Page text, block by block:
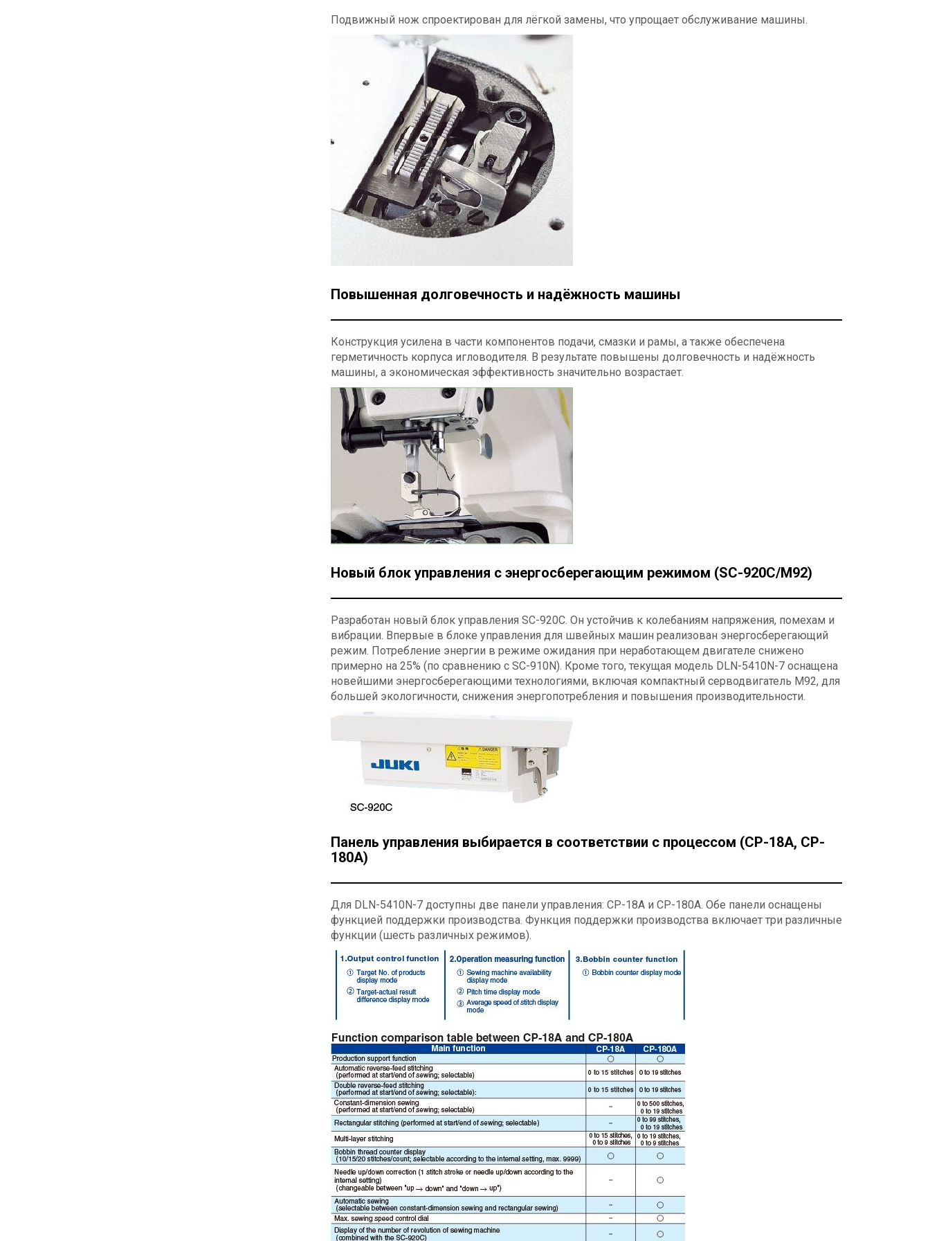
Подвижный нож спроектирован для лёгкой замены, что упрощает обслуживание машины.
Повышенная долговечность и надёжность машины
Конструкция усилена в части компонентов подачи, смазки и рамы, а также обеспечена
герметичность корпуса игловодителя. В результате повышены долговечность и надёжность
машины, а экономическая эффективность значительно возрастает.
Новый блок управления с энергосберегающим режимом (SC-920C/M92)
Разработан новый блок управления SC-920C. Он устойчив к колебаниям напряжения, помехам и
вибрации. Впервые в блоке управления для швейных машин реализован энергосберегающий
режим. Потребление энергии в режиме ожидания при неработающем двигателе снижено
примерно на 25% (по сравнению с SC-910N). Кроме того, текущая модель DLN-5410N-7 оснащена
новейшими энергосберегающими технологиями, включая компактный серводвигатель M92, для
большей экологичности, снижения энергопотребления и повышения производительности.
Панель управления выбирается в соответствии с процессом (CP-18A, CP-
180A)
Для DLN-5410N-7 доступны две панели управления: CP-18A и CP-180A. Обе панели оснащены
функцией поддержки производства. Функция поддержки производства включает три различные
функции (шесть различных режимов).